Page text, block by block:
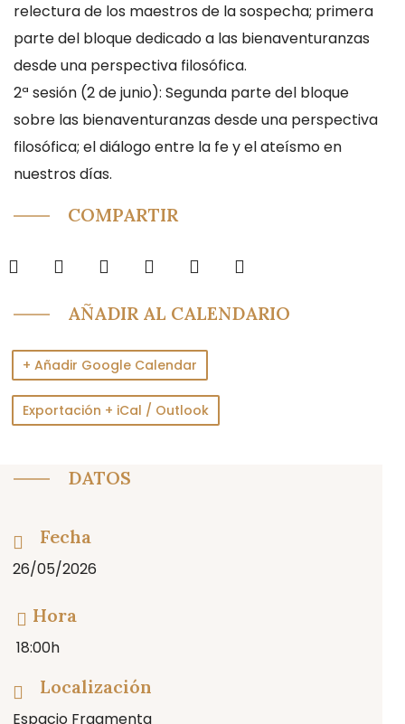
relectura de los maestros de la sospecha; primera
parte del bloque dedicado a las bienaventuranzas
desde una perspectiva filosófica.
2ª sesión (2 de junio): Segunda parte del bloque
sobre las bienaventuranzas desde una perspectiva
filosófica; el diálogo entre la fe y el ateísmo en
nuestros días.
COMPARTIR
AÑADIR AL CALENDARIO
+ Añadir Google Calendar
Exportación + iCal / Outlook
DATOS
Fecha
26/05/2026
Hora
18:00h
Localización
Espacio Fragmenta